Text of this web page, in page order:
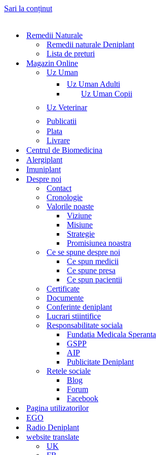
Sari la conținut
Remedii Naturale
Remedii naturale Deniplant
Lista de preturi
Magazin Online
Uz Uman
Uz Uman Adulti
Uz Uman Copii
Uz Veterinar
Publicatii
Plata
Livrare
Centrul de Biomedicina
Alergiplant
Imuniplant
Despre noi
Contact
Cronologie
Valorile noaste
Viziune
Misiune
Strategie
Promisiunea noastra
Ce se spune despre noi
Ce spun medicii
Ce spune presa
Ce spun pacientii
Certificate
Documente
Conferinte deniplant
Lucrari stiintifice
Responsabilitate sociala
Fundatia Medicala Speranta
GSPP
AIP
Publicitate Deniplant
Retele sociale
Blog
Forum
Facebook
Pagina utilizatorilor
EGO
Radio Deniplant
website translate
UK